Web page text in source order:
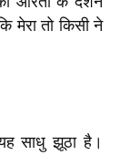
तो किसी ने
साधु झूठा है।